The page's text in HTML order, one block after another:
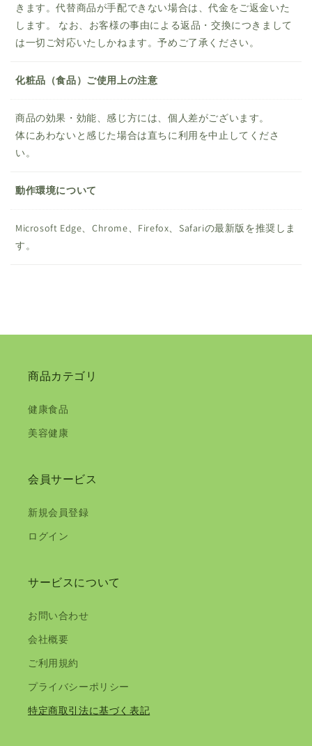
きます。代替商品が手配できない場合は、代金をご返金いた
します。 なお、お客様の事由による返品・交換につきまして
は一切ご対応いたしかねます。予めご了承ください。
化粧品（食品）ご使用上の注意
商品の効果・効能、感じ方には、個人差がございます。
体にあわないと感じた場合は直ちに利用を中止してくださ
い。
動作環境について
Microsoft Edge、Chrome、Firefox、Safariの最新版を推奨しま
す。
商品カテゴリ
健康食品
美容健康
会員サービス
新規会員登録
ログイン
サービスについて
お問い合わせ
会社概要
ご利用規約
プライバシーポリシー
特定商取引法に基づく表記